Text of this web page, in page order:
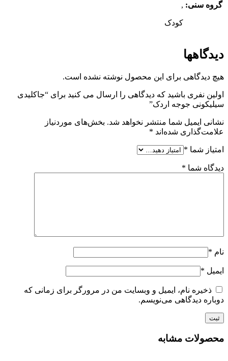
گروه سنی: ,
کودک
دیدگاهها
هیچ دیدگاهی برای این محصول نوشته نشده است.
اولین نفری باشید که دیدگاهی را ارسال می کنید برای “جاکلیدی
سیلیکونی جوجه اردک”
نشانی ایمیل شما منتشر نخواهد شد. بخش‌های موردنیاز
علامت‌گذاری شده‌اند *
امتیاز شما *
دیدگاه شما *
نام *
ایمیل *
ذخیره نام، ایمیل و وبسایت من در مرورگر برای زمانی که
دوباره دیدگاهی می‌نویسم.
محصولات مشابه